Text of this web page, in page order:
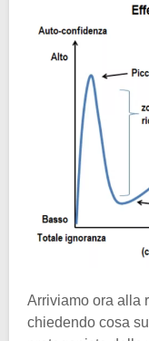
Arriviamo ora alla
chiedendo cosa